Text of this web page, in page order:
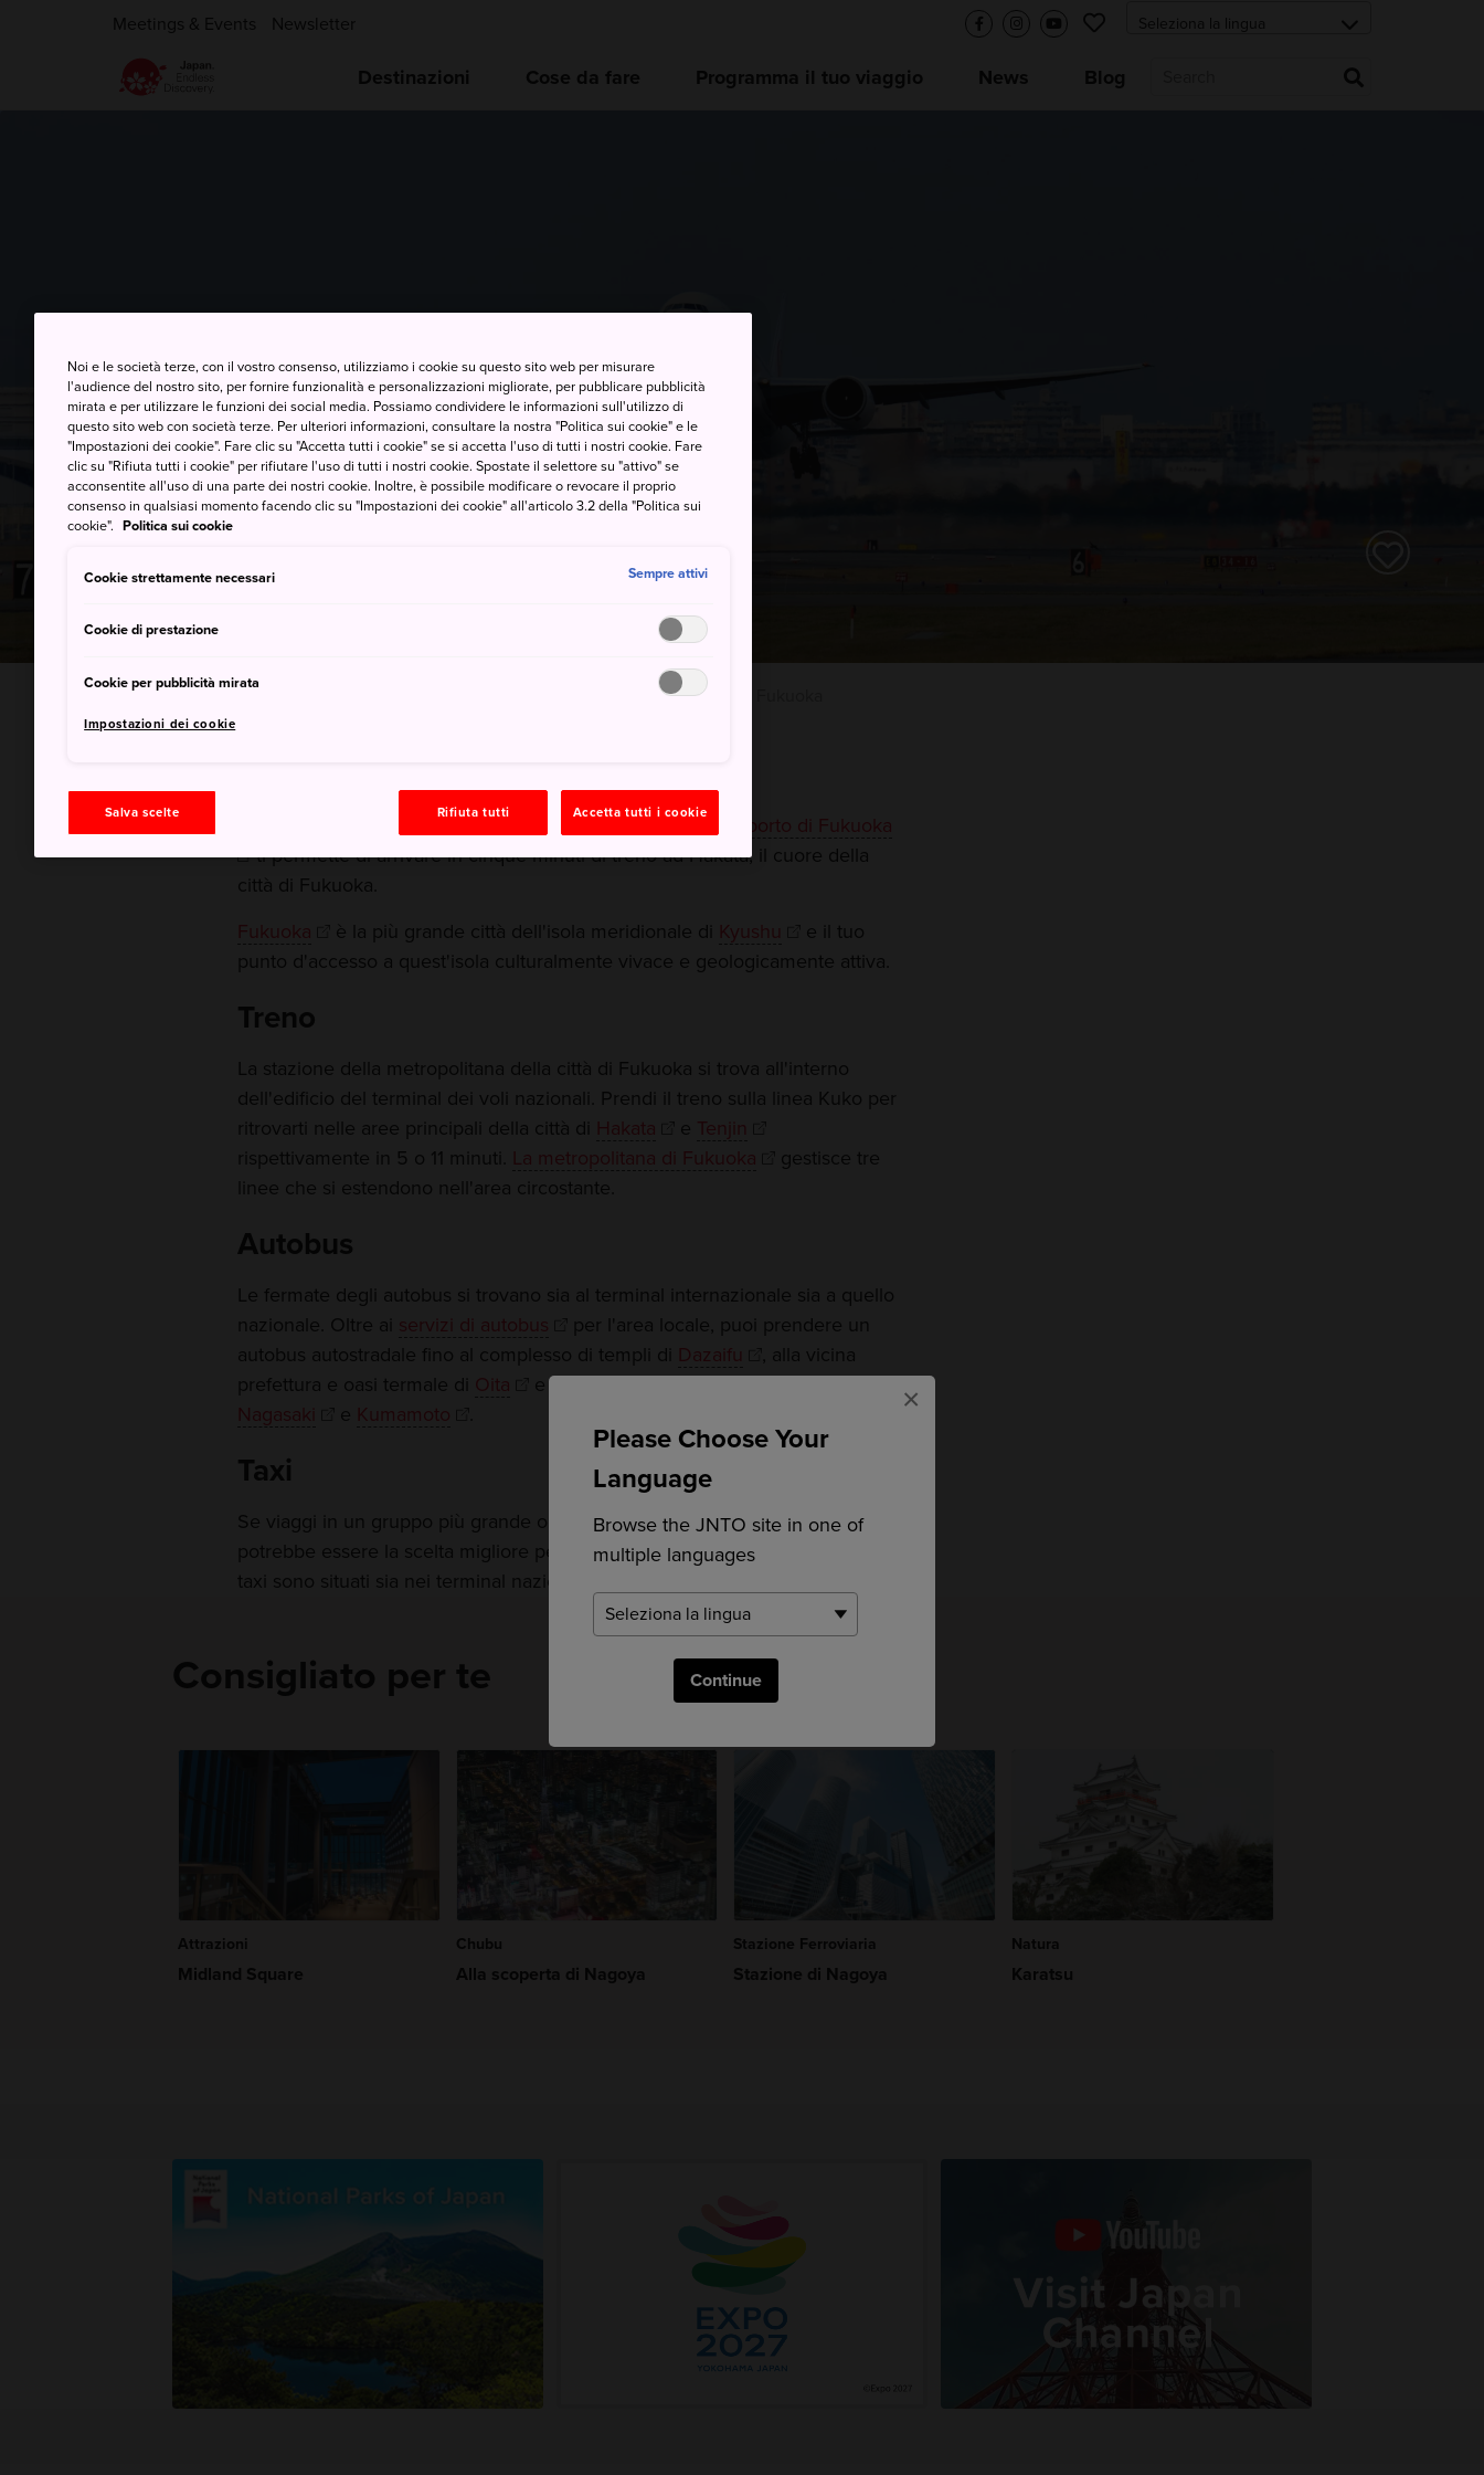
Please Choose Your
Language
Browse the JNTO site in one of
multiple languages
Continue
×
Meetings & Events Newsletter
Destinazioni Cose da fare Programma il tuo viaggio News Blog
Aeroporto di Fukuoka
INICIO Aeroporto di Fukuoka
aeroporto di Fukuoka
ti permette di arrivare in cinque minuti di treno ad Hakata, il cuore della
città di Fukuoka.
Fukuoka
è la più grande città dell'isola meridionale di Kyushu
e il tuo
punto d'accesso a quest'isola culturalmente vivace e geologicamente attiva.
Treno
La stazione della metropolitana della città di Fukuoka si trova all'interno
dell'edificio del terminal dei voli nazionali. Prendi il treno sulla linea Kuko per
ritrovarti nelle aree principali della città di Hakata e Tenjin
rispettivamente in 5 o 11 minuti. La metropolitana di Fukuoka
gestisce tre
linee che si estendono nell'area circostante.
Autobus
Le fermate degli autobus si trovano sia al terminal internazionale sia a quello
nazionale. Oltre ai servizi di autobus
per l'area locale, puoi prendere un
autobus autostradale fino al complesso di templi di Dazaifu
, alla vicina
prefettura e oasi termale di Oita e alle prefetture più lontane di
Nagasaki
e Kumamoto
Taxi
Se viaggi in un gruppo più grande o con bambini,prendere un taxi
potrebbe essere la scelta migliore per raggiungere Fukuoka. I parcheggi dei
taxi sono situati sia nei terminal nazionali che in quelli internazionali.
Consigliato per te
Attrazioni
Midland Square
Chubu
Alla scoperta di Nagoya
Stazione Ferroviaria
Stazione di Nagoya
Natura
Karatsu
Noi e le società terze, con il vostro consenso, utilizziamo i cookie su questo sito web per misurare
l'audience del nostro sito, per fornire funzionalità e personalizzazioni migliorate, per pubblicare pubblicità
mirata e per utilizzare le funzioni dei social media. Possiamo condividere le informazioni sull'utilizzo di
questo sito web con società terze. Per ulteriori informazioni, consultare la nostra "Politica sui cookie" e le
"Impostazioni dei cookie". Fare clic su "Accetta tutti i cookie" se si accetta l'uso di tutti i nostri cookie. Fare
clic su "Rifiuta tutti i cookie" per rifiutare l'uso di tutti i nostri cookie. Spostate il selettore su "attivo" se
acconsentite all'uso di una parte dei nostri cookie. Inoltre, è possibile modificare o revocare il proprio
consenso in qualsiasi momento facendo clic su "Impostazioni dei cookie" all'articolo 3.2 della "Politica sui
cookie". Politica sui cookie
Cookie strettamente necessari Sempre attivi
Cookie di prestazione
Cookie per pubblicità mirata
Impostazioni dei cookie
Salva scelte Rifiuta tutti Accetta tutti i cookie